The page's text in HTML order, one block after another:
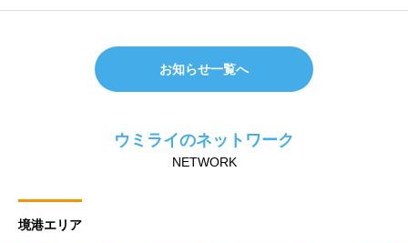
お知らせ一覧へ
ウミライのネットワーク
NETWORK
境港エリア